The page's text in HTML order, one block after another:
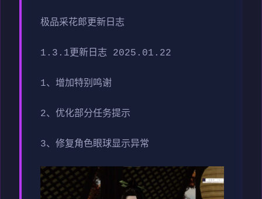
极品采花郎更新日志
1.3.1更新日志 2025.01.22
1、增加特别鸣谢
2、优化部分任务提示
3、修复角色眼球显示异常